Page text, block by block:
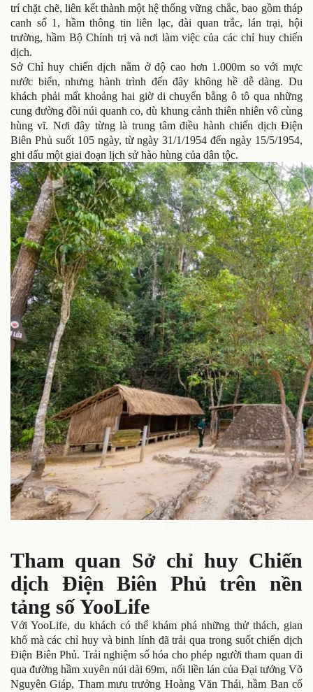
trí chặt chẽ, liên kết thành một hệ thống vững chắc, bao gồm tháp
canh số 1, hầm thông tin liên lạc, đài quan trắc, lán trại, hội
trường, hầm Bộ Chính trị và nơi làm việc của các chỉ huy chiến
dịch.
Sở Chỉ huy chiến dịch nằm ở độ cao hơn 1.000m so với mực
nước biển, nhưng hành trình đến đây không hề dễ dàng. Du
khách phải mất khoảng hai giờ di chuyển bằng ô tô qua những
cung đường đồi núi quanh co, dù khung cảnh thiên nhiên vô cùng
hùng vĩ. Nơi đây từng là trung tâm điều hành chiến dịch Điện
Biên Phủ suốt 105 ngày, từ ngày 31/1/1954 đến ngày 15/5/1954,
ghi dấu một giai đoạn lịch sử hào hùng của dân tộc.
Tham quan Sở chỉ huy Chiến
dịch Điện Biên Phủ trên nền
tảng số YooLife
Với YooLife, du khách có thể khám phá những thử thách, gian
khổ mà các chỉ huy và binh lính đã trải qua trong suốt chiến dịch
Điện Biên Phủ. Trải nghiệm số hóa cho phép người tham quan đi
qua đường hầm xuyên núi dài 69m, nối liền lán của Đại tướng Võ
Nguyên Giáp, Tham mưu trưởng Hoàng Văn Thái, hầm Ban cố